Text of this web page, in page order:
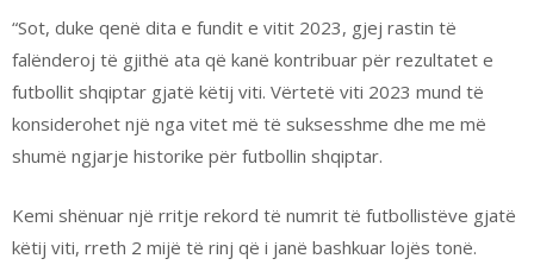
“Sot, duke qenë dita e fundit e vitit 2023, gjej rastin të
falënderoj të gjithë ata që kanë kontribuar për rezultatet e
futbollit shqiptar gjatë këtij viti. Vërtetë viti 2023 mund të
konsiderohet një nga vitet më të suksesshme dhe me më
shumë ngjarje historike për futbollin shqiptar.
Kemi shënuar një rritje rekord të numrit të futbollistëve gjatë
këtij viti, rreth 2 mijë të rinj që i janë bashkuar lojës tonë.